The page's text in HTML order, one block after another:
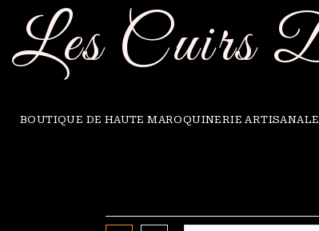
content
Les Cuirs
BOUTIQUE DE HAUTE MAROQUINERIE ARTISANALE